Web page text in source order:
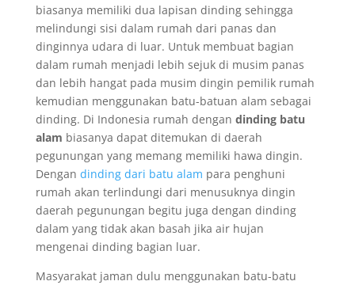
biasanya memiliki dua lapisan dinding sehingga
melindungi sisi dalam rumah dari panas dan
dinginnya udara di luar. Untuk membuat bagian
dalam rumah menjadi lebih sejuk di musim panas
dan lebih hangat pada musim dingin pemilik rumah
kemudian menggunakan batu-batuan alam sebagai
dinding. Di Indonesia rumah dengan dinding batu
alam biasanya dapat ditemukan di daerah
pegunungan yang memang memiliki hawa dingin.
Dengan dinding dari batu alam para penghuni
rumah akan terlindungi dari menusuknya dingin
daerah pegunungan begitu juga dengan dinding
dalam yang tidak akan basah jika air hujan
mengenai dinding bagian luar.
Masyarakat jaman dulu menggunakan batu-batu